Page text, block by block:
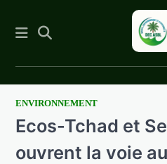
SkipENVIRONNEMENT
Ecos-Tchad et
ouvrent la voie